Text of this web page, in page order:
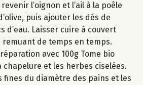
revenir l’oignon et l’ail à la poêle
puis ajouter les dés de
d’eau. Laisser cuire à couvert
remuant de temps en temps.
avec 100g Tome bio
chapelure et les herbes ciselées.
fines du diamètre des pains et les